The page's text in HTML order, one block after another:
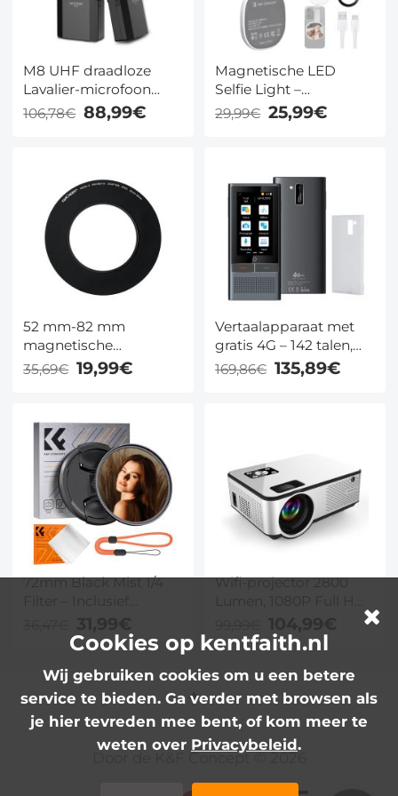
M8 UHF draadloze
Lavalier-microfoon
voor videocamera en
camcorder
106,78€ 88,99€
Magnetische LED
Selfie Light –
Opvouwbare Make-up
& Vlog Lamp met
iPhone
Videogesprekken &
Content Creatie – K&F
Concept (Wit)
29,99€ 25,99€
52 mm-82 mm
magnetische
lensfilteradapterring
35,69€ 19,99€
Vertaalapparaat met
gratis 4G – 142 talen,
offline, foto & opname
vertaling
169,86€ 135,89€
72mm Black Mist 1/4
Onderhoudsdoekje,
voor Camera & Film
met 18x Nano
Coating(Nano Klear)
Wifi-projector 2800
draadloze projector
stick, smartphone,
tablet, HDMI, USB,
VGA
Door de K&F Concept © 2026
Cookies op kentfaith.nl
Wij gebruiken cookies om u een betere
service te bieden. Ga verder met browsen als
je hier tevreden mee bent, of kom meer te
weten over Privacybeleid.